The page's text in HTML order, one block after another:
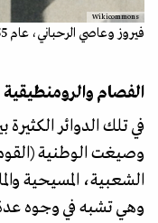
Wikicommons
فيروز وعاصي الرحباني، عام 1955.
الفصام والرومنطيقية
في تلك الدوائر
وصيغت الوطنية
الشعبية، المسيحية
وهي تشبه في وجوه عدة